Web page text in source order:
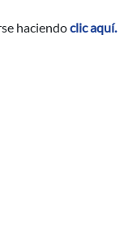
haciendoclic aquí.